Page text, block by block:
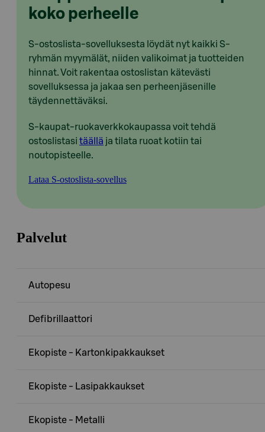
koko perheelle
S-ostoslista-sovelluksesta löydät nyt kaikki S-
ryhmän myymälät, niiden valikoimat ja tuotteiden
hinnat. Voit rakentaa ostoslistan kätevästi
sovelluksessa ja jakaa sen perheenjäsenille
täydennettäväksi.
S-kaupat-ruokaverkkokaupassa voit tehdä
ostoslistasi täällä ja tilata ruoat kotiin tai
noutopisteelle.
Lataa S-ostoslista-sovellus
Palvelut
Autopesu
Defibrillaattori
Ekopiste - Kartonkipakkaukset
Ekopiste - Lasipakkaukset
Ekopiste - Metalli